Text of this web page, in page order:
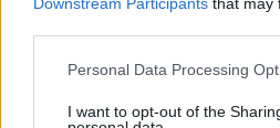
Personal Data Processing
I want to opt-out of the
Utforska massor av spelformer